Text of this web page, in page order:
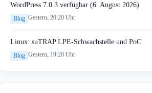
WordPress 7.0.3 verfügbar (6. August 2026)
Blog Gestern, 20:20 Uhr
Linux: suTRAP LPE-Schwachstelle und PoC
Blog Gestern, 19:20 Uhr